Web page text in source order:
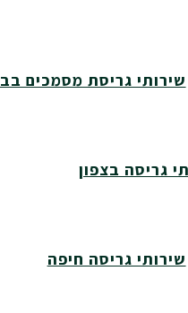
שירותי גריסת מסמכים
גריסה בצפון
שירותי גריסה חיפה